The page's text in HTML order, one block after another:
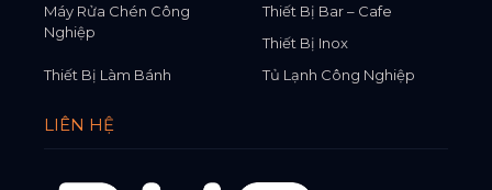
Máy Rửa Chén Công
Nghiệp
Thiết Bị Bar – Cafe
Thiết Bị Inox
Thiết Bị Làm Bánh
Tủ Lạnh Công Nghiệp
LIÊN HỆ